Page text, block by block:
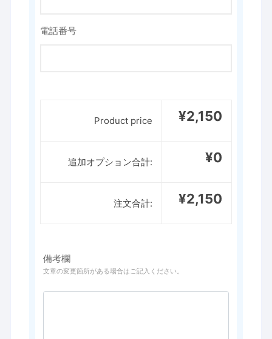
電話番号
Product price ¥2,150
追加オプション合計: ¥0
注文合計: ¥2,150
備考欄
文章の変更箇所がある場合はご記入ください。